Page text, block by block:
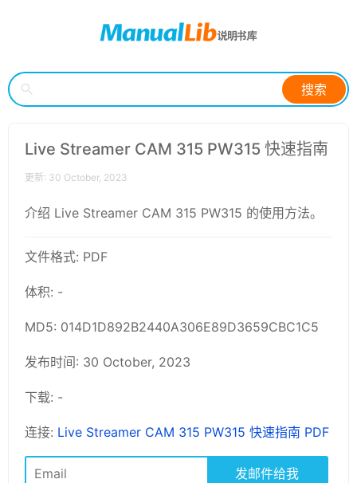
搜索
Live Streamer CAM 315 PW315 快速指南
更新: 30 October, 2023
介绍 Live Streamer CAM 315 PW315 的使用方法。
文件格式: PDF
体积: -
MD5: 014D1D892B2440A306E89D3659CBC1C5
发布时间: 30 October, 2023
下载: -
连接: Live Streamer CAM 315 PW315 快速指南 PDF
发邮件给我